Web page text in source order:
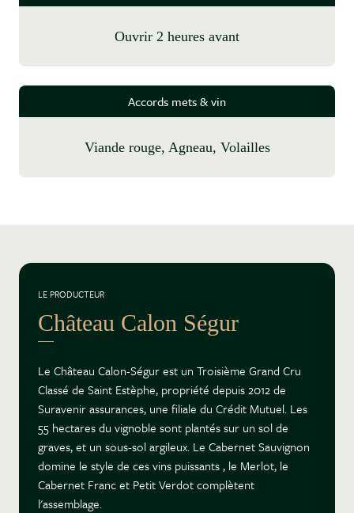
Ouvrir 2 heures avant
Accords mets & vin
Viande rouge, Agneau, Volailles
LE PRODUCTEUR
Château Calon Ségur
Le Château Calon-Ségur est un Troisième Grand Cru
Classé de Saint Estèphe, propriété depuis 2012 de
Suravenir assurances, une filiale du Crédit Mutuel. Les
55 hectares du vignoble sont plantés sur un sol de
graves, et un sous-sol argileux. Le Cabernet Sauvignon
domine le style de ces vins puissants , le Merlot, le
Cabernet Franc et Petit Verdot complètent
l'assemblage.